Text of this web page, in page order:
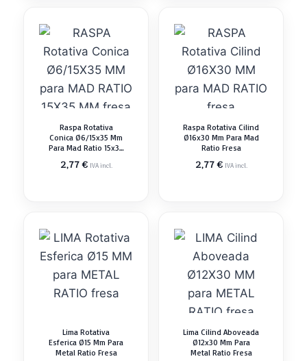
Raspa Rotativa
Conica Ø6/15x35 Mm
Para Mad Ratio 15x35
2,77€ IVA incl.
Raspa Rotativa Cilind
Ø16x30 Mm Para Mad
Ratio Fresa
2,77€ IVA incl.
Lima Rotativa
Esferica Ø15 Mm Para
Metal Ratio Fresa
Lima Cilind Aboveada
Ø12x30 Mm Para
Metal Ratio Fresa